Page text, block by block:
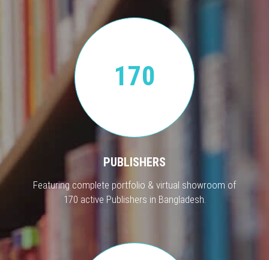
170
PUBLISHERS
Featuring complete portfolio & virtual showroom of
170 active Publishers in Bangladesh.